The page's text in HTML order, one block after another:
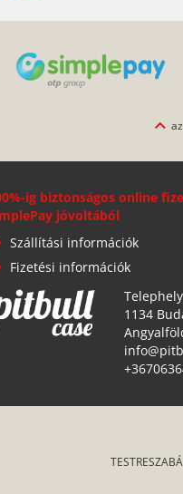
ig biztonságos online
jóvoltából
Szállítási információk
Fizetési információk
1134